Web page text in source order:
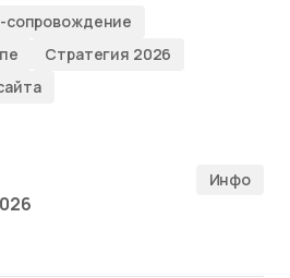
сопровождение
Стратегия 2026
Инфо